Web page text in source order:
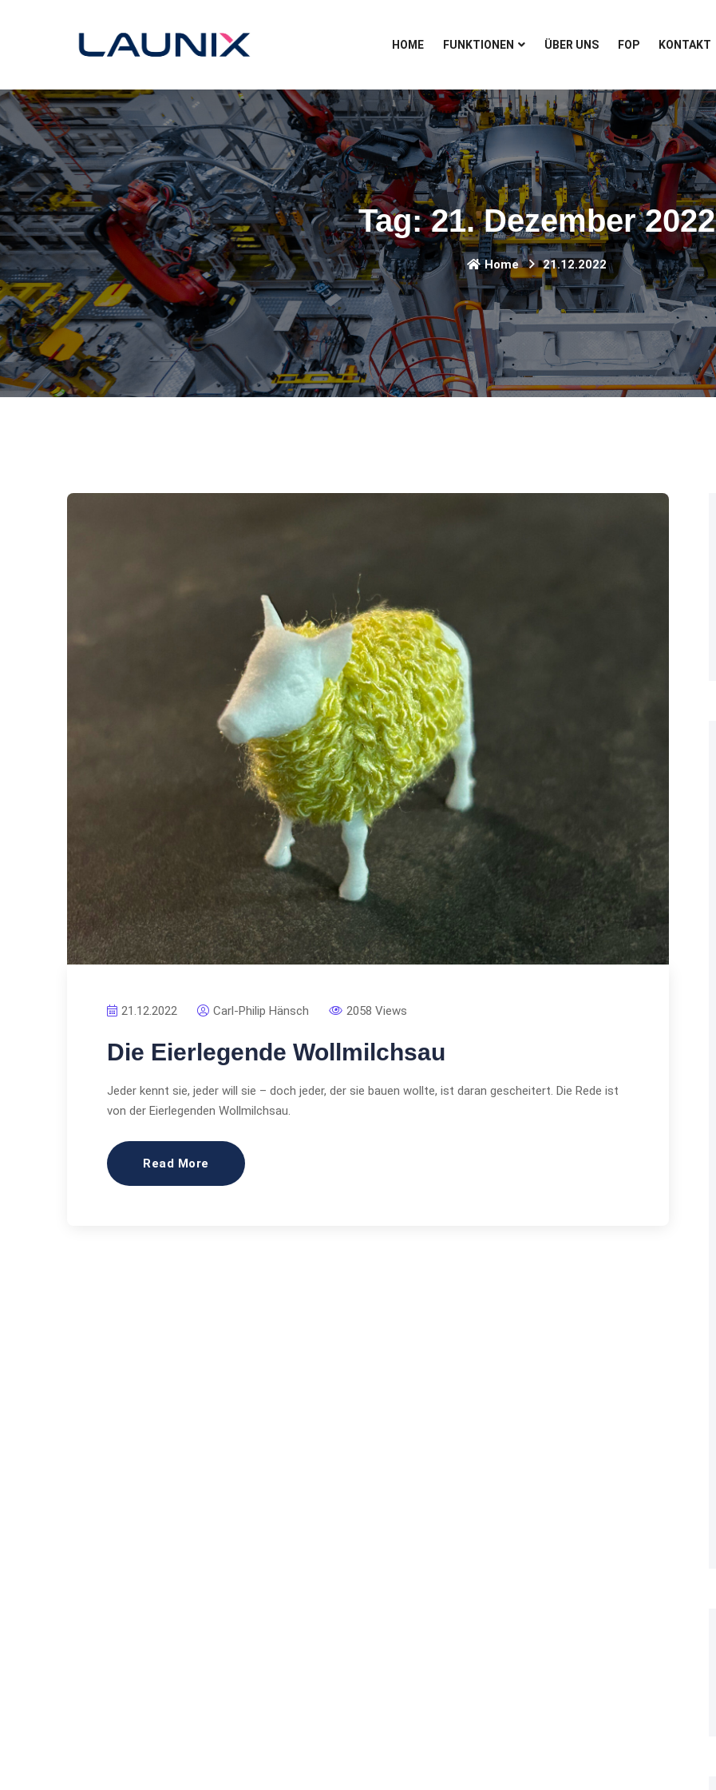
HOME FUNKTIONEN ÜBER UNS FOP KONTAKT
Tag:21. Dezember 2022
Home 21.12.2022
21.12.2022 Carl-Philip Hänsch 2058 Views
Die Eierlegende Wollmilchsau
Jeder kennt sie, jeder will sie – doch jeder, der sie bauen wollte, ist daran gescheitert. Die Rede ist
von der Eierlegenden Wollmilchsau.
Read More